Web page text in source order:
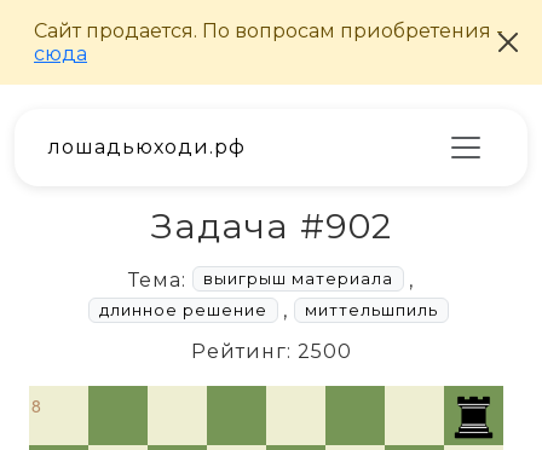
лошадьюходи.рф
Задача #902
Тема: выигрыш материала ,
длинное решение , миттельшпиль
Рейтинг: 2500
8